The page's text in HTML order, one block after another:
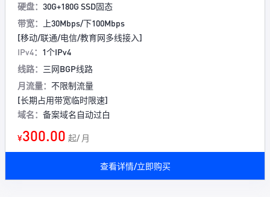
硬盘： 30G+180G SSD固态
带宽：
上30Mbps/下100Mbps
[移动/联通/电信/教育网多线接入]
IPv4： 1个IPv4
线路： 三网BGP线路
月流量： 不限制流量
[长期占用带宽临时限速]
域名： 备案域名自动过白
¥300.00 起/ 月
查看详情/立即购买